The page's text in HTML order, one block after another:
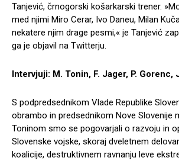
Tanjević, črnogorski košarkarski trener.
med njimi Miro Cerar, Ivo Daneu, Milan
nekatere njim drage pesmi,« je Tanjević
ga je objavil na Twitterju.
Intervjuji: M. Tonin, F. Jager, P. Gorenc,
S podpredsednikom Vlade Republike
obrambo in predsednikom Nove Slovenije
Toninom smo se pogovarjali o razvoju in
Slovenske vojske, skoraj dveletnem
koalicije, destruktivnem ravnanju leve